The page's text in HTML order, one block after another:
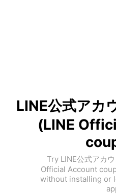
LINE公式アカ
(LINE
Try LINE公式アカ
Official Account
without installing or